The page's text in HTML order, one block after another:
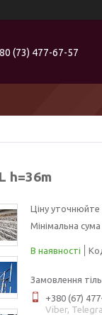
(73) 477-67-57
h=36m
Ціну уточнюйте
Мінімальна
В наявності
Замовлення
+380 (67)
Viber,